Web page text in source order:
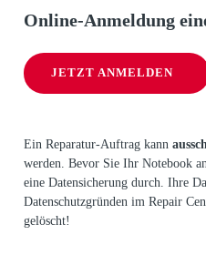
Online-Anmeldung
JETZT ANMELDEN
Ein Reparatur-Auftrag kann
werden. Bevor Sie Ihr Notebook
eine Datensicherung durch. Ihre
Datenschutzgründen im Repair
gelöscht!